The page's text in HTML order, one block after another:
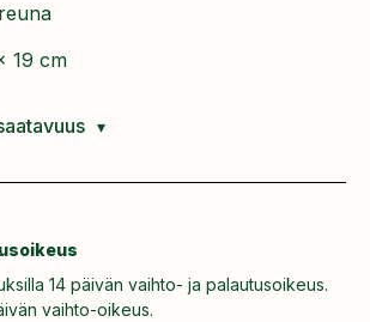
19 cm
14 päivän vaihto- ja palautusoikeus.
vaihto-oikeus.